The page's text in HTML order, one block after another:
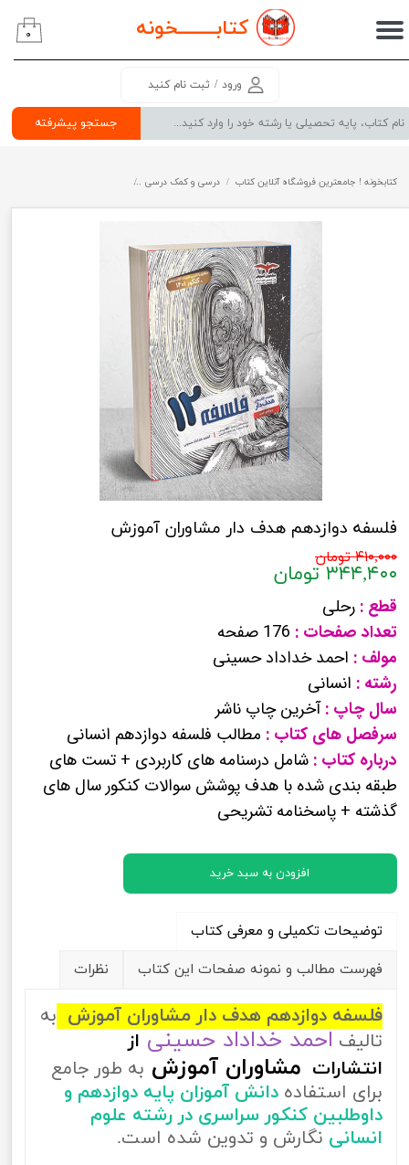
کتابــــــــخونه
جستجو پیشرفته
ورود / ثبت نام کنید
حساب کاربری من
سفارشات
۰
کتابخونه ! جامعترین فروشگاه آنلاین کتاب درسی و کمک درسی
فلسفه دوازدهم هدف دار مشاوران آموزش
۴۱۰,۰۰۰ تومان
۳۴۴,۴۰۰ تومان
قطع : رحلی
تعداد صفحات : 176 صفحه
مولف : احمد خداداد حسینی
رشته : انسانی
سال چاپ :آخرین چاپ ناشر
سرفصل های کتاب : مطالب فلسفه دوازدهم انسانی
درباره کتاب : شامل درسنامه های کاربردی + تست های
طبقه بندی شده با هدف پوشش سوالات کنکور سال های
گذشته + پاسخنامه تشریحی
افزودن به سبد خرید
توضیحات تکمیلی و معرفی کتاب
فهرست مطالب و نمونه صفحات این کتاب
نظرات
فلسفه دوازدهم هدف دار مشاوران آموزش به
تالیف احمد خداداد حسینی از
انتشارات مشاوران آموزش به طور جامع
برای استفاده دانش آموزان پایه دوازدهم و
داوطلبین کنکور سراسری در رشته علوم
انسانی نگارش و تدوین شده است.